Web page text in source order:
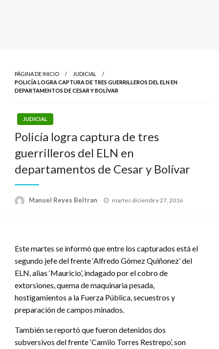
PÁGINA DE INICIO
JUDICIAL
POLICÍA LOGRA CAPTURA DE TRES GUERRILLEROS DEL ELN EN
DEPARTAMENTOS DE CESAR Y BOLÍVAR
JUDICIAL
Policía logra captura de tres
guerrilleros del ELN en
departamentos de Cesar y Bolívar
Manuel Reyes Beltran
Publicado
martes diciembre 27, 2016
Este martes se informó que entre los capturados está el
segundo jefe del frente ‘Alfredo Gómez Quiñonez’ del
ELN, alias ‘Mauricio’, indagado por el cobro de
extorsiones, quema de maquinaria pesada,
hostigamientos a la Fuerza Pública, secuestros y
preparación de campos minados.
También se reportó que fueron detenidos dos
subversivos del frente ‘Camilo Torres Restrepo’, son